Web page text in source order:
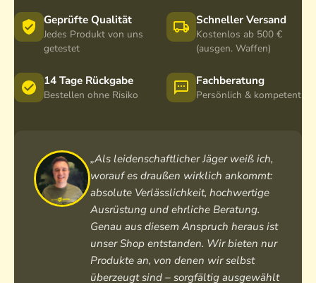
Geprüfte Qualität
Jedes Produkt von uns
getestet
Schneller Versand
Kostenlos ab 500 €
(ausgen. Waffen)
14 Tage Rückgabe
Bestellen ohne Risiko
Fachberatung
Persönlich & kompetent
„Als leidenschaftlicher Jäger weiß ich,
worauf es draußen wirklich ankommt:
absolute Verlässlichkeit, hochwertige
Ausrüstung und ehrliche Beratung.
Genau aus diesem Anspruch heraus ist
unser Shop entstanden. Wir bieten nur
Produkte an, von denen wir selbst
überzeugt sind – sorgfältig ausgewählt